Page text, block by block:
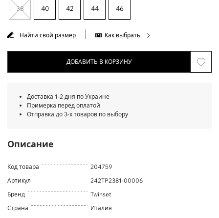
38 40 42 44 46
Найти свой размер Как выбрать
ДОБАВИТЬ В КОРЗИНУ
Доставка 1-2 дня по Украине
Примерка перед оплатой
Отправка до 3-х товаров по выбору
Описание
Код товара
204759
Артикул
242TP2381-00006
Бренд
Twinset
Страна
Италия